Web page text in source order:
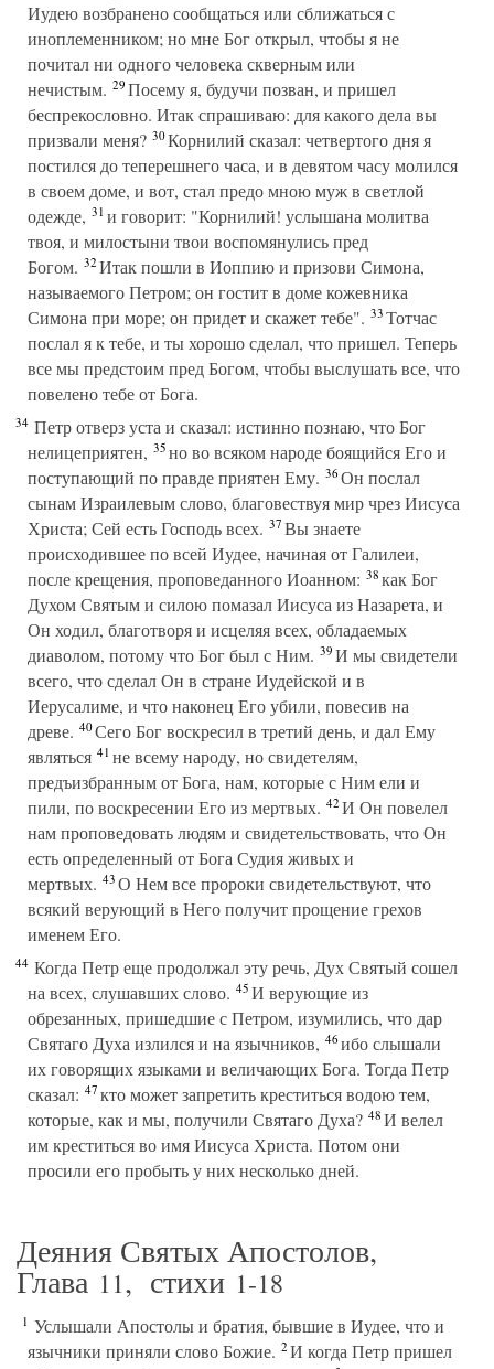
Иудею возбранено сообщаться или сближаться с
иноплеменником; но мне Бог открыл, чтобы я не
почитал ни одного человека скверным или
нечистым. 29Посему я, будучи позван, и пришел
беспрекословно. Итак спрашиваю: для какого дела вы
призвали меня? 30Корнилий сказал: четвертого дня я
постился до теперешнего часа, и в девятом часу молился
в своем доме, и вот, стал предо мною муж в светлой
одежде, 31и говорит: "Корнилий! услышана молитва
твоя, и милостыни твои воспомянулись пред
Богом. 32Итак пошли в Иоппию и призови Симона,
называемого Петром; он гостит в доме кожевника
Симона при море; он придет и скажет тебе". 33Тотчас
послал я к тебе, и ты хорошо сделал, что пришел. Теперь
все мы предстоим пред Богом, чтобы выслушать все, что
повелено тебе от Бога.
34 Петр отверз уста и сказал: истинно познаю, что Бог
нелицеприятен, 35но во всяком народе боящийся Его и
поступающий по правде приятен Ему. 36Он послал
сынам Израилевым слово, благовествуя мир чрез Иисуса
Христа; Сей есть Господь всех. 37Вы знаете
происходившее по всей Иудее, начиная от Галилеи,
после крещения, проповеданного Иоанном: 38как Бог
Духом Святым и силою помазал Иисуса из Назарета, и
Он ходил, благотворя и исцеляя всех, обладаемых
диаволом, потому что Бог был с Ним. 39И мы свидетели
всего, что сделал Он в стране Иудейской и в
Иерусалиме, и что наконец Его убили, повесив на
древе. 40Сего Бог воскресил в третий день, и дал Ему
являться 41не всему народу, но свидетелям,
предъизбранным от Бога, нам, которые с Ним ели и
пили, по воскресении Его из мертвых. 42И Он повелел
нам проповедовать людям и свидетельствовать, что Он
есть определенный от Бога Судия живых и
мертвых. 43О Нем все пророки свидетельствуют, что
всякий верующий в Него получит прощение грехов
именем Его.
44 Когда Петр еще продолжал эту речь, Дух Святый сошел
на всех, слушавших слово. 45И верующие из
обрезанных, пришедшие с Петром, изумились, что дар
Святаго Духа излился и на язычников, 46ибо слышали
их говорящих языками и величающих Бога. Тогда Петр
сказал: 47кто может запретить креститься водою тем,
которые, как и мы, получили Святаго Духа? 48И велел
им креститься во имя Иисуса Христа. Потом они
просили его пробыть у них несколько дней.
Деяния Святых Апостолов,
Глава 11, стихи 1-18
1 Услышали Апостолы и братия, бывшие в Иудее, что и
язычники приняли слово Божие. 2И когда Петр пришел